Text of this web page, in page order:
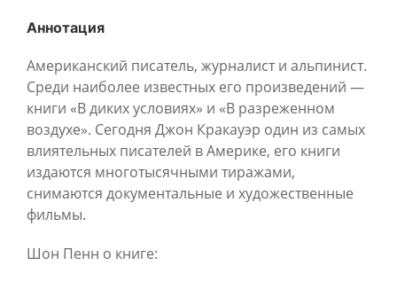
Аннотация
Американский писатель, журналист и альпинист.
Среди наиболее известных его произведений —
книги «В диких условиях» и «В разреженном
воздухе». Сегодня Джон Кракауэр один из самых
влиятельных писателей в Америке, его книги
издаются многотысячными тиражами,
снимаются документальные и художественные
фильмы.
Шон Пенн о книге: